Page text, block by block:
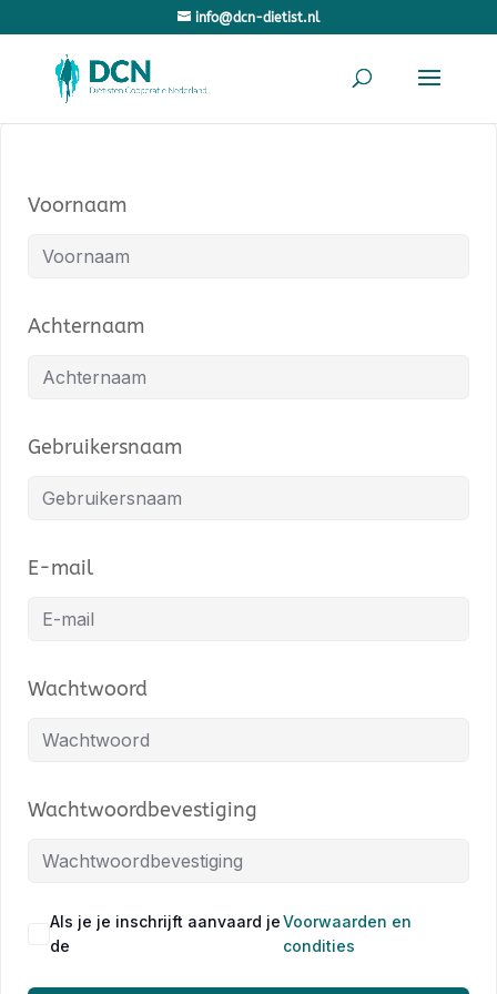
info@dcn-dietist.nl
Voornaam
Achternaam
Gebruikersnaam
E-mail
Wachtwoord
Wachtwoordbevestiging
Als je je inschrijft aanvaard je
de
Voorwaarden en
condities